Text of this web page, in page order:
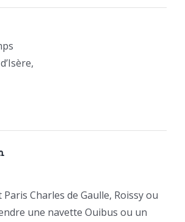
Charles de Gaulle, Roissy ou
une navette Ouibus ou un